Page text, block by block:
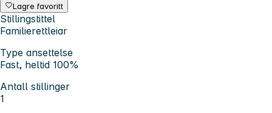
Lagre favoritt
Stillingstittel
Familierettleiar
Type ansettelse
Fast, heltid 100%
Antall stillinger
1